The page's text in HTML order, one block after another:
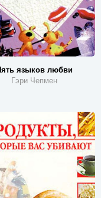
языков любви
Гэри Чепмен